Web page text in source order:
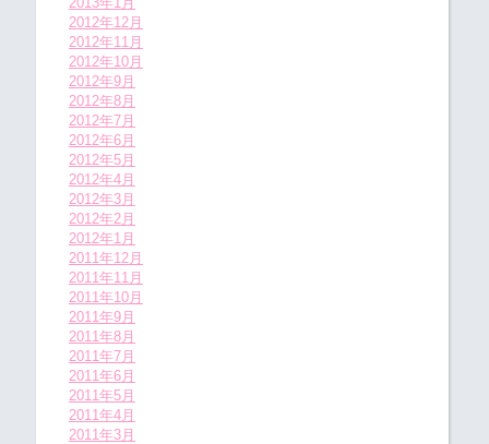
2012年12月
2012年11月
2012年10月
2012年9月
2012年8月
2012年7月
2012年6月
2012年5月
2012年4月
2012年3月
2012年2月
2012年1月
2011年12月
2011年11月
2011年10月
2011年9月
2011年8月
2011年7月
2011年6月
2011年5月
2011年4月
2011年3月